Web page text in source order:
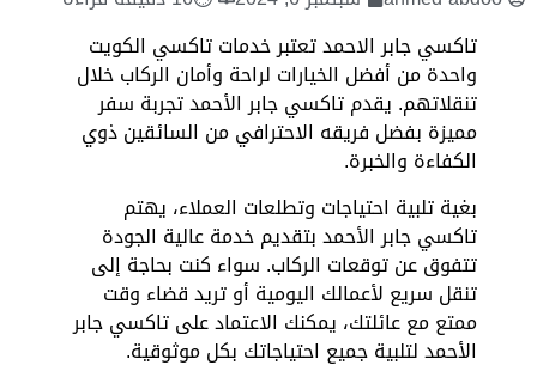
تاكسي جابر الاحمد تعتبر خدمات تاكسي الكويت
واحدة من أفضل الخيارات لراحة وأمان الركاب خلال
تنقلاتهم. يقدم تاكسي جابر الأحمد تجربة سفر
مميزة بفضل فريقه الاحترافي من السائقين ذوي
الكفاءة والخبرة.
بغية تلبية احتياجات وتطلعات العملاء، يهتم
تاكسي جابر الأحمد بتقديم خدمة عالية الجودة
تتفوق عن توقعات الركاب. سواء كنت بحاجة إلى
تنقل سريع لأعمالك اليومية أو تريد قضاء وقت
ممتع مع عائلتك، يمكنك الاعتماد على تاكسي جابر
الأحمد لتلبية جميع احتياجاتك بكل موثوقية.